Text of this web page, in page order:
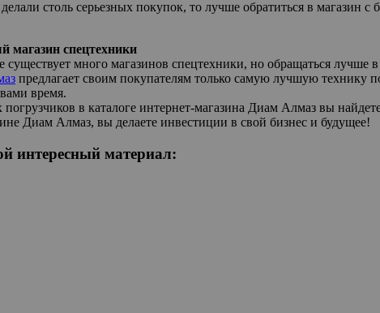
столь серьезных покупок, то лучше обратиться в магазин
спецтехники
много магазинов спецтехники, но обращаться лучше
предлагает своим покупателям только самую лучшую
время.
в каталоге интернет-магазина Диам Алмаз вы
Диам Алмаз, вы делаете инвестиции в свой бизнес и будущее!
интересный материал: